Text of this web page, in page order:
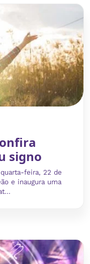
signo
feira, 22 de
e inaugura uma